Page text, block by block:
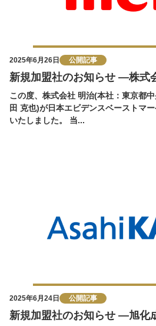
2025年6月26日 公開記事
新規加盟社のお知らせ ―株式
この度、株式会社 明治(本社：東京都
田 克也)が日本エビデンスベーストマ
いたしました。 当...
2025年6月24日 公開記事
新規加盟社のお知らせ ―旭化